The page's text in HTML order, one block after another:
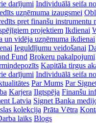
darījumi Individuālā seifa
uzņēmuma izaugsmei
pret finanšu instrumentu
projektiem Ikdienai
un vidēja uzņēmuma ikdienai
Ieguldījumu veidošanai
Fund Brokeru pakalpojumi
Kapitāla tirgus
darījumi Individuālā seifa
Par Mums Par
Karjera Ilgtspēja Finanšu
Latvia Signet Banka
kolekcija Prāta Vētra
laiks Blogs